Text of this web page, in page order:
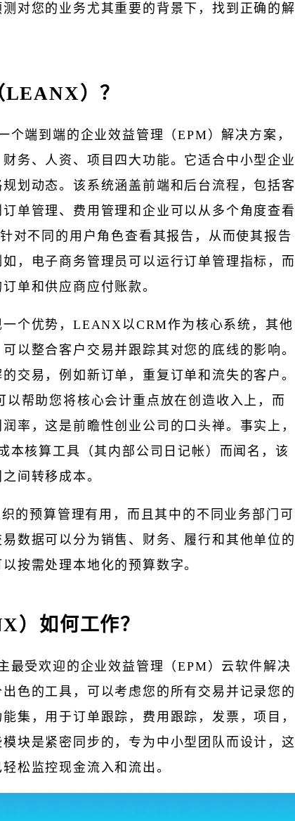
对您的业务尤其重要的背景下，找到正确的解
）？
个端到端的企业效益管理（EPM）解决方案，
务、人资、项目四大功能。它适合中小型企业
划动态。该系统涵盖前端和后台流程，包括客
单管理、费用管理和企业可以从多个角度查看
对不同的用户角色查看其报告，从而使其报告
，电子商务管理员可以运行订单管理指标，而
单和供应商应付账款。
一个优势，LEANX以CRM作为核心系统，其他
以整合客户交易并跟踪其对您的底线的影响。
交易，例如新订单，重复订单和流失的客户。
以帮助您将核心会计重点放在创造收入上，而
率，这是前瞻性创业公司的口头禅。事实上，
本核算工具（其内部公司日记帐）而闻名，该
间转移成本。
的预算管理有用，而且其中的不同业务部门可
数据可以分为销售、财务、履行和其他单位的
按需处理本地化的预算数字。
）如何工作？
最受欢迎的企业效益管理（EPM）云软件解决
色的工具，可以考虑您的所有交易并记录您的
集，用于订单跟踪，费用跟踪，发票，项目，
块是紧密同步的，专为中小型团队而设计，这
松监控现金流入和流出。